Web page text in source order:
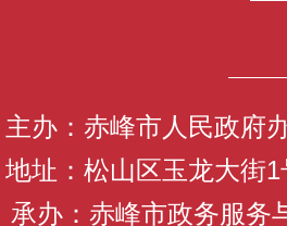
主办：赤峰市人民政府
地址：松山区玉龙大街
承办：赤峰市政务服